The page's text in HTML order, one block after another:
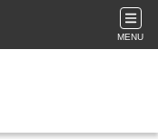
MENU